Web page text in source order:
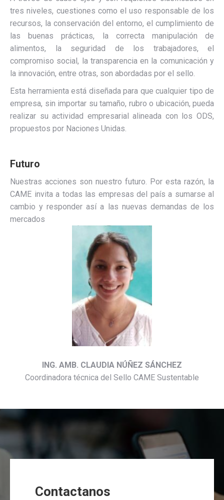
tres niveles, cuestiones como el uso responsable de los
recursos, la conservación del entorno, el cumplimiento de
las buenas prácticas, la correcta manipulación de
alimentos, la seguridad de los trabajadores, el
compromiso social, la transparencia en la comunicación y
la innovación, entre otras, son abordadas por el sello.
Esta herramienta está diseñada para que cualquier tipo de
empresa, sin importar su tamaño, rubro o ubicación, pueda
realizar su actividad empresarial alineada con los ODS,
propuestos por Naciones Unidas.
Futuro
Nuestras acciones son nuestro futuro. Por esta razón, la
CAME invita a todas las empresas del país a sumarse al
cambio y responder así a las nuevas demandas de los
mercados
ING. AMB. CLAUDIA NÚÑEZ SÁNCHEZ
Coordinadora técnica del Sello CAME Sustentable
Contactanos